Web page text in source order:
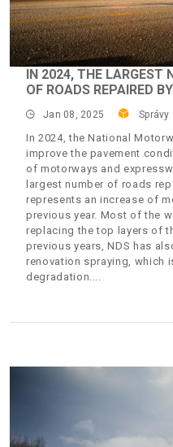
IN 2024, THE LARGEST
OF ROADS REPAIRED
Jan 08, 2025 Správy
In 2024, the National
improve the pavement
of motorways and
largest number of roads
represents an increase of
previous year. Most of the
replacing the top layers of
previous years, NDS has
renovation spraying, which
degradation.